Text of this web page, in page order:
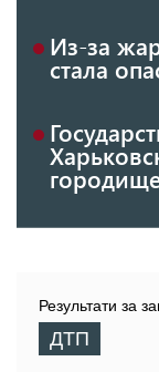
Из-за
стала
Результати за
ДТП